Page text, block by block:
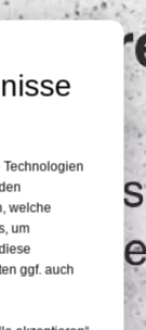
welche
um
ggf. auch